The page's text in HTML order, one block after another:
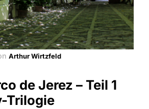
Arthur Wirtzfeld
de Jerez – Teil 1
Trilogie